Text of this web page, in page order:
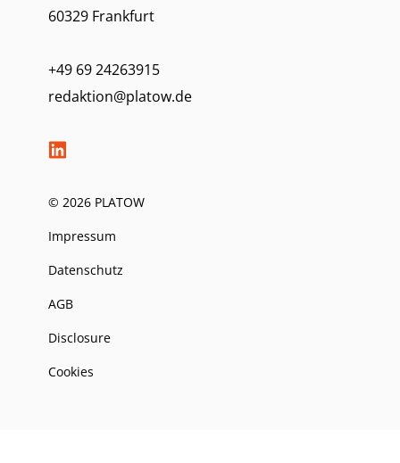
60329 Frankfurt
+49 69 24263915
redaktion@platow.de
© 2026 PLATOW
Impressum
Datenschutz
AGB
Disclosure
Cookies